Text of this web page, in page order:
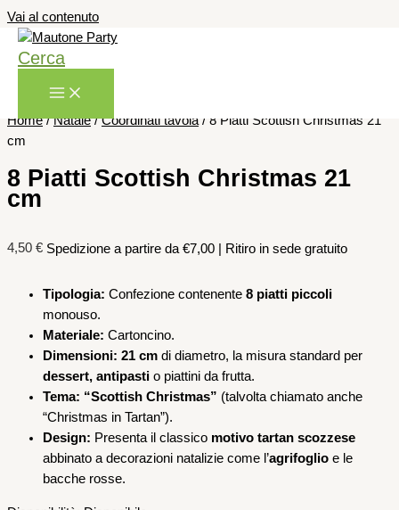
Vai al contenuto
Cerca
Home/Natale/Coordinati tavola / 8 Piatti Scottish Christmas 21
cm
8 Piatti Scottish Christmas 21
cm
4,50 € Spedizione a partire da €7,00 | Ritiro in sede gratuito
Tipologia: Confezione contenente 8 piatti piccoli
monouso.
Materiale: Cartoncino.
Dimensioni: 21 cm di diametro, la misura standard per
dessert, antipasti o piattini da frutta.
Tema: “Scottish Christmas” (talvolta chiamato anche
“Christmas in Tartan”).
Design: Presenta il classico motivo tartan scozzese
abbinato a decorazioni natalizie come l’agrifoglio e le
bacche rosse.